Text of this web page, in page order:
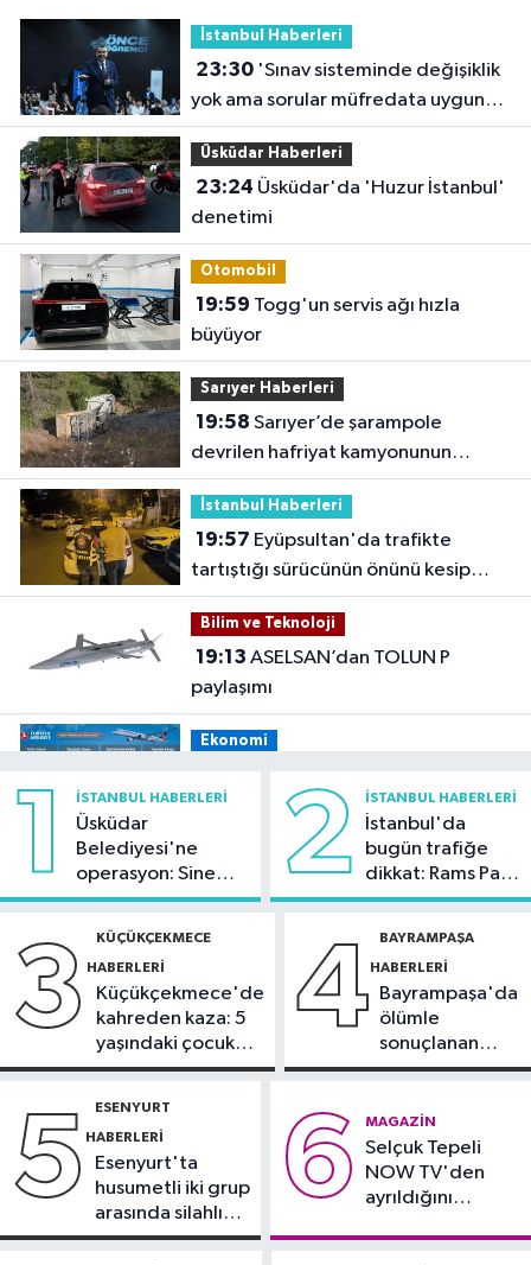
İstanbul Haberleri
23:30'Sınav sisteminde değişiklik
yok ama sorular müfredata uygun
hale gelecek'
Üsküdar Haberleri
23:24
denetimi
Otomobil
19:59
büyüyor
Sarıyer Haberleri
19:58
devrilen hafriyat kamyonunun
şoförü yaralandı
İstanbul Haberleri
19:57
tartıştığı sürücünün önünü kesip
tehdit eden saldırgana 180 bin lira
ceza
Bilim ve Teknoloji
19:13
paylaşımı
Ekonomi
milyon yolcu taşıdı
Bilim ve Teknoloji
19:03
taşınacak
komisyonda
1 İSTANBUL HABERLERI
Üsküdar
Belediyesi'ne
operasyon: Sinem
Dedetaş'a
2 İSTANBUL HABERLERI
İstanbul'da
bugün trafiğe
dikkat: Rams Park
çevresinde bazı
3 KÜÇÜKÇEKMECE
HABERLERI
Küçükçekmece'de
kahreden kaza: 5
yaşındaki çocuk
yoğun bakımda
4 BAYRAMPAŞA
HABERLERI
Bayrampaşa'da
ölümle
sonuçlanan
kaza: Sürücü
5 ESENYURT
HABERLERI
Esenyurt'ta
husumetli iki grup
arasında silahlı
kavga
6 MAGAZIN
Selçuk Tepeli
NOW TV'den
ayrıldığını